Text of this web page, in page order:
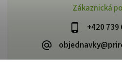
Zákaznická
+420 739